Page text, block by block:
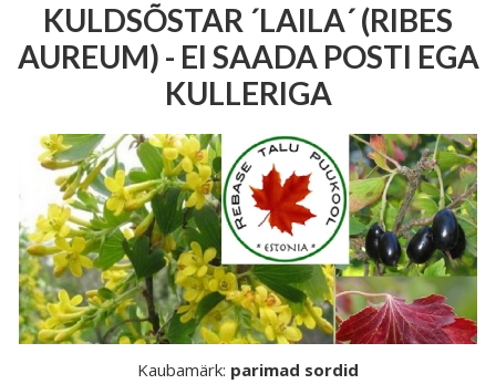
KULDSÕSTAR ´LAILA´ (RIBES
AUREUM) - EI SAADA POSTI EGA
KULLERIGA
Kaubamärk: parimad sordid